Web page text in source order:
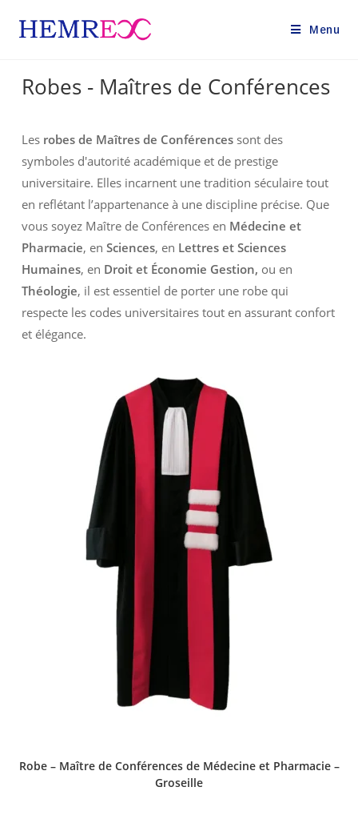
Menu
Robes - Maîtres de Conférences
Les robes de Maîtres de Conférences sont des
symboles d'autorité académique et de prestige
universitaire. Elles incarnent une tradition séculaire tout
en reflétant l’appartenance à une discipline précise. Que
vous soyez Maître de Conférences en Médecine et
Pharmacie, enSciences, en Lettres et Sciences
Humaines, en Droit et Économie Gestion, ou en
Théologie, il est essentiel de porter une robe qui
respecte les codes universitaires tout en assurant confort
et élégance.
Robe – Maître de Conférences de Médecine et Pharmacie –
Groseille